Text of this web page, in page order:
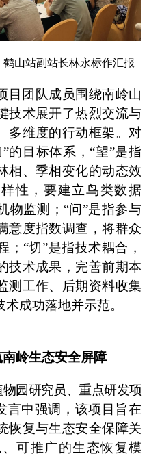
山站副站长林永标作汇报
目团队成员围绕南岭山
技术展开了热烈交流与
多维度的行动框架。对
的目标体系，“望”是指
相、季相变化的动态效
性，要建立鸟类数据
物监测；“问”是指参与
意度指数调查，将群众
；“切”是指技术耦合，
技术成果，完善前期本
测工作、后期资料收集
成功落地并示范。
岭生态安全屏障
园研究员、重点研发项
言中强调，该项目旨在
恢复与生态安全保障关
可推广的生态恢复模